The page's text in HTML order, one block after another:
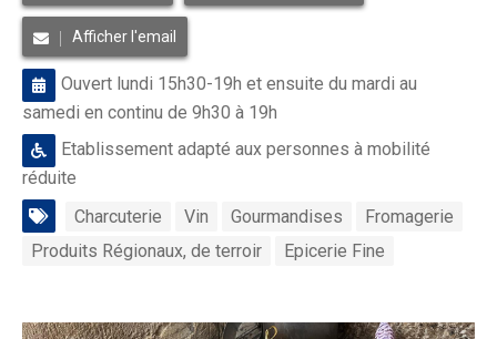
Afficher l'email
Ouvert lundi 15h30-19h et ensuite du mardi au
samedi en continu de 9h30 à 19h
Etablissement adapté aux personnes à mobilité
réduite
Charcuterie
Vin Gourmandises
Fromagerie
Produits Régionaux, de terroir
Epicerie Fine